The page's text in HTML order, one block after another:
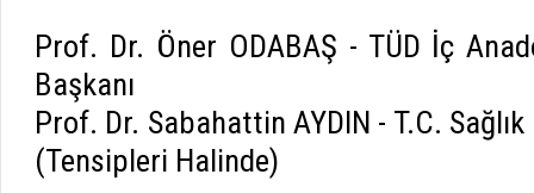
Prof. Dr. Öner ODABAŞ - TÜD İç
Başkanı
Prof. Dr. Sabahattin AYDIN - T.C. Sağlık
(Tensipleri Halinde)